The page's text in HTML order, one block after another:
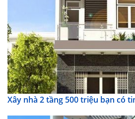
Xây nhà 2 tầng 500 triệu bạn có